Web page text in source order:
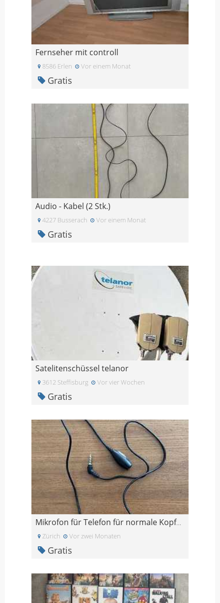
Fernseher mit controll
8586 Erlen Vor einem Monat
Gratis
Audio - Kabel (2 Stk.)
4227 Busserach Vor einem Monat
Gratis
Satelitenschüssel telanor
3612 Steffisburg Vor vier Wochen
Gratis
Mikrofon für Telefon für normale Kopfhörer
Zürich Vor zwei Monaten
Gratis